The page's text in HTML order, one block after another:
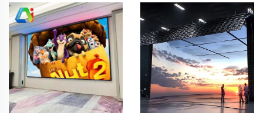
სრულყოფილი ფერის
შიდა მიმართული LED
ეკრანი მაღაზიისა და
განათლების მიზნებით
სტენდის პანელი ახალი
სრულყოფილი ცვერი SMD
ეკრანი ეკლესიასთვის
კომერციული სიგნები